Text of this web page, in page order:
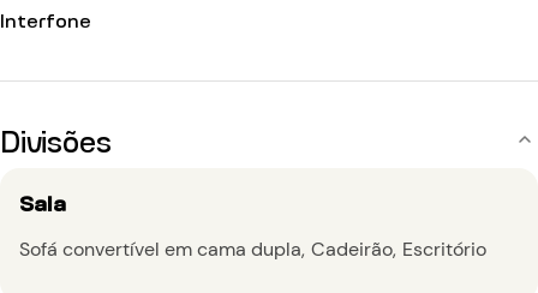
Interfone
Divisões
Sala
Sofá convertível em cama dupla Cadeirão Escritório